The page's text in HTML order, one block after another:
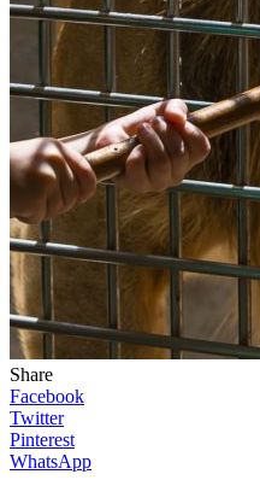
Share
Facebook
Twitter
Pinterest
WhatsApp